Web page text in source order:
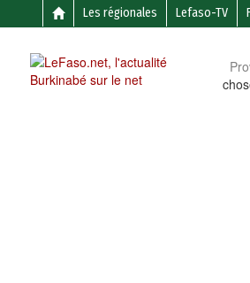
Les régionales Lefaso-TV